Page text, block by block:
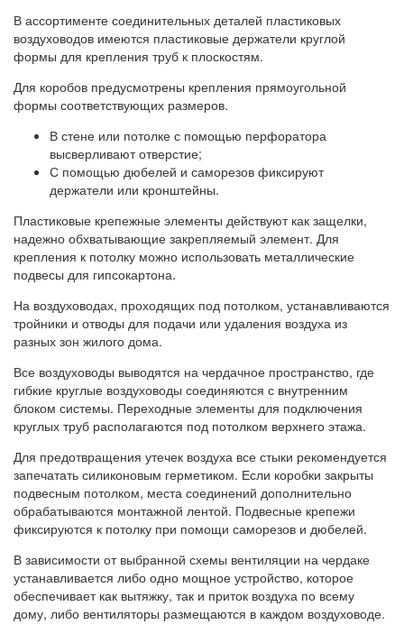
В ассортименте соединительных деталей пластиковых
воздуховодов имеются пластиковые держатели круглой
формы для крепления труб к плоскостям.
Для коробов предусмотрены крепления прямоугольной
формы соответствующих размеров.
В стене или потолке с помощью перфоратора
высверливают отверстие;
С помощью дюбелей и саморезов фиксируют
держатели или кронштейны.
Пластиковые крепежные элементы действуют как защелки,
надежно обхватывающие закрепляемый элемент. Для
крепления к потолку можно использовать металлические
подвесы для гипсокартона.
На воздуховодах, проходящих под потолком, устанавливаются
тройники и отводы для подачи или удаления воздуха из
разных зон жилого дома.
Все воздуховоды выводятся на чердачное пространство, где
гибкие круглые воздуховоды соединяются с внутренним
блоком системы. Переходные элементы для подключения
круглых труб располагаются под потолком верхнего этажа.
Для предотвращения утечек воздуха все стыки рекомендуется
запечатать силиконовым герметиком. Если коробки закрыты
подвесным потолком, места соединений дополнительно
обрабатываются монтажной лентой. Подвесные крепежи
фиксируются к потолку при помощи саморезов и дюбелей.
В зависимости от выбранной схемы вентиляции на чердаке
устанавливается либо одно мощное устройство, которое
обеспечивает как вытяжку, так и приток воздуха по всему
дому, либо вентиляторы размещаются в каждом воздуховоде.